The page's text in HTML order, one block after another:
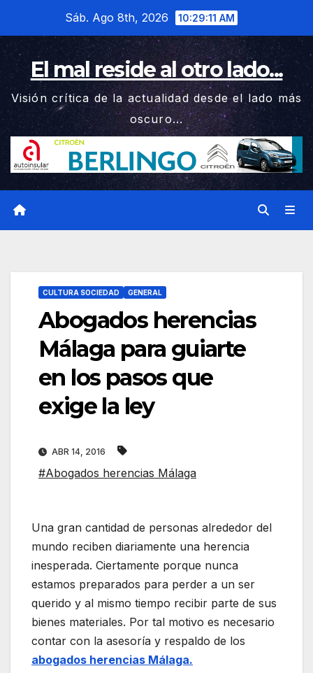
contenido
Sáb. Ago 8th, 2026 10:29:12 AM
El mal reside al otro lado...
Visión crítica de la actualidad desde el lado más
oscuro...
CULTURA SOCIEDAD GENERAL
Abogados herencias
Málaga para guiarte
en los pasos que
exige la ley
ABR 14, 2016
#Abogados herencias Málaga
Una gran cantidad de personas alrededor del
mundo reciben diariamente una herencia
inesperada. Ciertamente porque nunca
estamos preparados para perder a un ser
querido y al mismo tiempo recibir parte de sus
bienes materiales. Por tal motivo es necesario
contar con la asesoría y respaldo de los
abogados herencias Málaga.